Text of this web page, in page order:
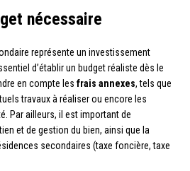
nécessaire
représente un investissement
d’établir un budget réaliste dès le
en compte les frais annexes, tels que
travaux à réaliser ou encore les
Par ailleurs, il est important de
et de gestion du bien, ainsi que la
secondaires (taxe foncière, taxe